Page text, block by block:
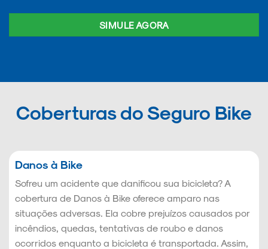
SIMULE AGORA
Coberturas do Seguro Bike
Danos à Bike
Sofreu um acidente que danificou sua bicicleta? A
cobertura de Danos à Bike oferece amparo nas
situações adversas. Ela cobre prejuízos causados por
incêndios, quedas, tentativas de roubo e danos
ocorridos enquanto a bicicleta é transportada. Assim,